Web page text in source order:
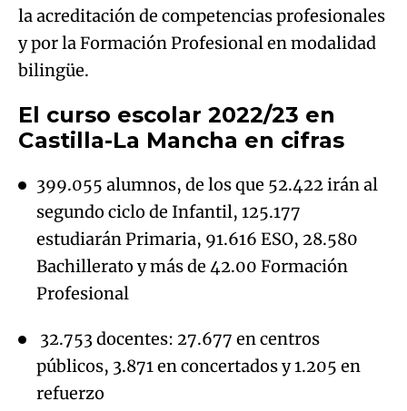
la acreditación de competencias profesionales
y por la Formación Profesional en modalidad
bilingüe.
El curso escolar 2022/23 en
Castilla-La Mancha en cifras
399.055 alumnos, de los que 52.422 irán al
segundo ciclo de Infantil, 125.177
estudiarán Primaria, 91.616 ESO, 28.580
Bachillerato y más de 42.00 Formación
Profesional
32.753 docentes: 27.677 en centros
públicos, 3.871 en concertados y 1.205 en
refuerzo